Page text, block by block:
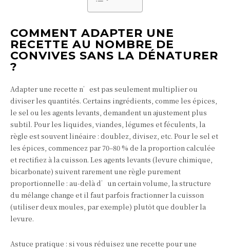
COMMENT ADAPTER UNE
RECETTE AU NOMBRE DE
CONVIVES SANS LA DÉNATURER
?
Adapter une recette n’est pas seulement multiplier ou
diviser les quantités. Certains ingrédients, comme les épices,
le sel ou les agents levants, demandent un ajustement plus
subtil. Pour les liquides, viandes, légumes et féculents, la
règle est souvent linéaire : doublez, divisez, etc. Pour le sel et
les épices, commencez par 70–80 % de la proportion calculée
et rectifiez à la cuisson. Les agents levants (levure chimique,
bicarbonate) suivent rarement une règle purement
proportionnelle : au-delà d’un certain volume, la structure
du mélange change et il faut parfois fractionner la cuisson
(utiliser deux moules, par exemple) plutôt que doubler la
levure.
Astuce pratique : si vous réduisez une recette pour une